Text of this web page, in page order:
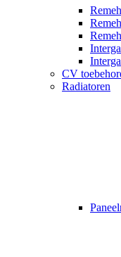
CV
Radiatoren